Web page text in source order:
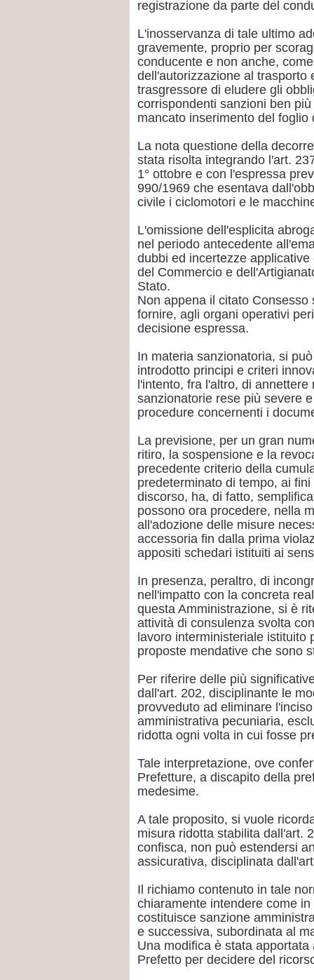
registrazione da parte del
L'inosservanza di tale ultimo
gravemente, proprio per
conducente e non anche,
dell'autorizzazione al trasporto
trasgressore di eludere gli
corrispondenti sanzioni ben
mancato inserimento del foglio
La nota questione della
stata risolta integrando l'art.
1° ottobre e con l'espressa
990/1969 che esentava
civile i ciclomotori e le
L'omissione dell'esplicita
nel periodo antecedente
dubbi ed incertezze
del Commercio e
Stato.
Non appena il citato
fornire, agli organi operativi
decisione espressa.
In materia sanzionatoria, si
introdotto principi e criteri
l'intento, fra l'altro, di
sanzionatorie rese più severe
procedure concernenti i
La previsione, per un gran
ritiro, la sospensione e la
precedente criterio della
predeterminato di tempo, ai
discorso, ha, di fatto,
possono ora procedere, nella
all'adozione delle misure
accessoria fin dalla prima
appositi schedari istituiti ai
In presenza, peraltro, di
nell'impatto con la concreta
questa Amministrazione, si è
attività di consulenza svolta
lavoro interministeriale
proposte mendative che sono
Per riferire delle più
dall'art. 202, disciplinante le
provveduto ad eliminare
amministrativa pecuniaria,
ridotta ogni volta in cui fosse
Tale interpretazione, ove
Prefetture, a discapito della
medesime.
A tale proposito, si vuole
misura ridotta stabilita dall'art.
confisca, non può estendersi
assicurativa, disciplinata
Il richiamo contenuto in tale
chiaramente intendere come
costituisce sanzione
e successiva, subordinata al
Una modifica è stata
Prefetto per decidere del